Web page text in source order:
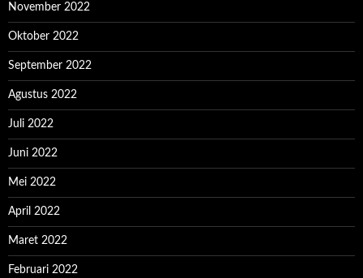
November 2022
Oktober 2022
September 2022
Agustus 2022
Juli 2022
Juni 2022
Mei 2022
April 2022
Maret 2022
Februari 2022